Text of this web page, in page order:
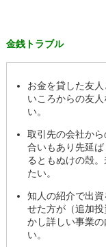
金銭トラブル
お金を貸した友
いころからの友
い。
取引先の会社か
合いもあり先延
るともぬけの殻
たい。
知人の紹介で出
せた方が（追加
かし詳しい事業
い。